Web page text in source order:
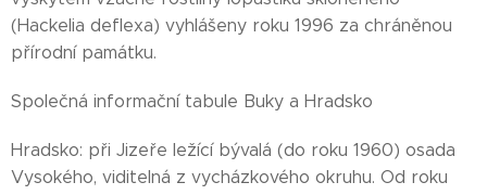
(Hackelia deflexa) vyhlášeny roku 1996 za chráněnou
přírodní památku.
Společná informační tabule Buky a Hradsko
Hradsko: při Jizeře ležící bývalá (do roku 1960) osada
Vysokého, viditelná z vycházkového okruhu. Od roku